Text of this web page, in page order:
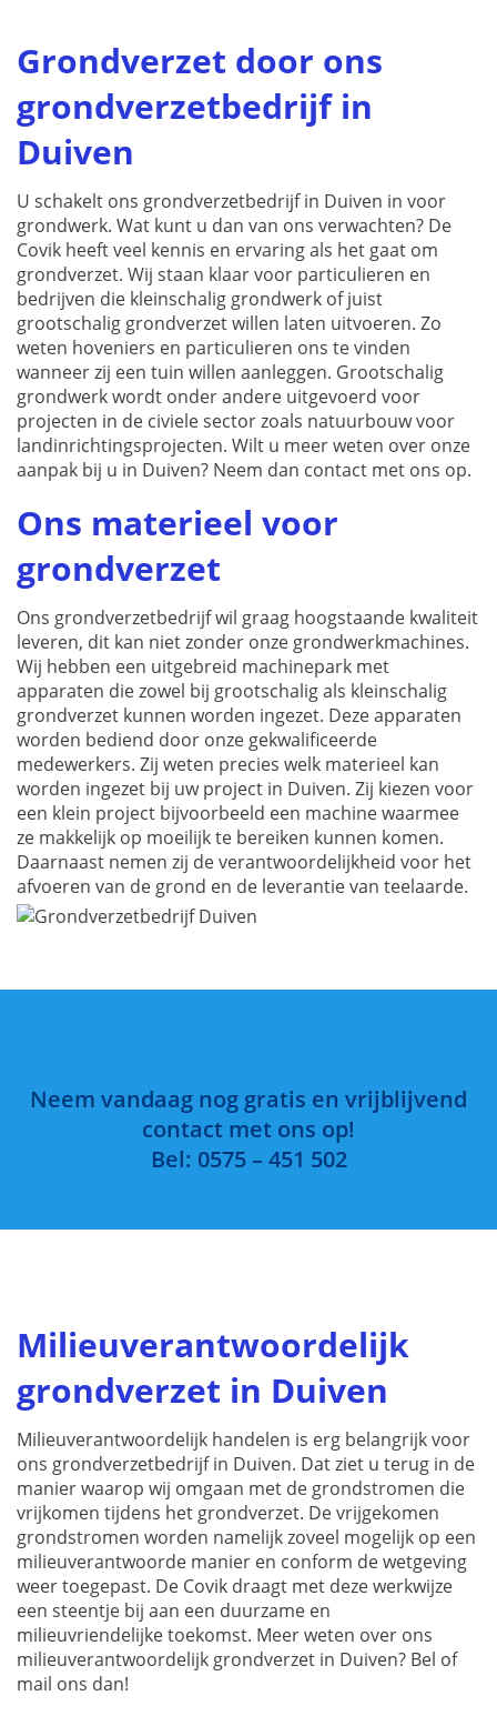
Grondverzet door ons
grondverzetbedrijf in
Duiven
U schakelt ons grondverzetbedrijf in Duiven in voor
grondwerk. Wat kunt u dan van ons verwachten? De
Covik heeft veel kennis en ervaring als het gaat om
grondverzet. Wij staan klaar voor particulieren en
bedrijven die kleinschalig grondwerk of juist
grootschalig grondverzet willen laten uitvoeren. Zo
weten hoveniers en particulieren ons te vinden
wanneer zij een tuin willen aanleggen. Grootschalig
grondwerk wordt onder andere uitgevoerd voor
projecten in de civiele sector zoals natuurbouw voor
landinrichtingsprojecten. Wilt u meer weten over onze
aanpak bij u in Duiven? Neem dan contact met ons op.
Ons materieel voor
grondverzet
Ons grondverzetbedrijf wil graag hoogstaande kwaliteit
leveren, dit kan niet zonder onze grondwerkmachines.
Wij hebben een uitgebreid machinepark met
apparaten die zowel bij grootschalig als kleinschalig
grondverzet kunnen worden ingezet. Deze apparaten
worden bediend door onze gekwalificeerde
medewerkers. Zij weten precies welk materieel kan
worden ingezet bij uw project in Duiven. Zij kiezen voor
een klein project bijvoorbeeld een machine waarmee
ze makkelijk op moeilijk te bereiken kunnen komen.
Daarnaast nemen zij de verantwoordelijkheid voor het
afvoeren van de grond en de leverantie van teelaarde.
Neem vandaag nog gratis en vrijblijvend
contact met ons op!
Bel: 0575 – 451 502
Milieuverantwoordelijk
grondverzet in Duiven
Milieuverantwoordelijk handelen is erg belangrijk voor
ons grondverzetbedrijf in Duiven. Dat ziet u terug in de
manier waarop wij omgaan met de grondstromen die
vrijkomen tijdens het grondverzet. De vrijgekomen
grondstromen worden namelijk zoveel mogelijk op een
milieuverantwoorde manier en conform de wetgeving
weer toegepast. De Covik draagt met deze werkwijze
een steentje bij aan een duurzame en
milieuvriendelijke toekomst. Meer weten over ons
milieuverantwoordelijk grondverzet in Duiven? Bel of
mail ons dan!